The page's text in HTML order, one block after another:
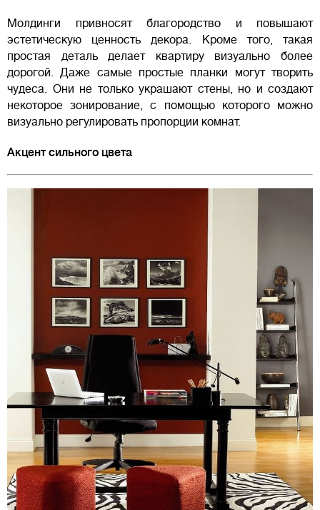
Молдинги привносят благородство и повышают
эстетическую ценность декора. Кроме того, такая
простая деталь делает квартиру визуально более
дорогой. Даже самые простые планки могут творить
чудеса. Они не только украшают стены, но и создают
некоторое зонирование, с помощью которого можно
визуально регулировать пропорции комнат.
Акцент сильного цвета